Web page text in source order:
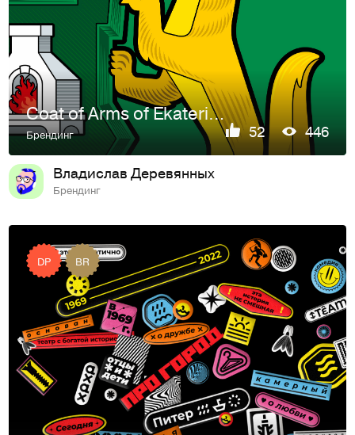
Coat of Arms of Ekaterinburg
Брендинг 52 446
Владислав Деревянных
Брендинг
DP BR